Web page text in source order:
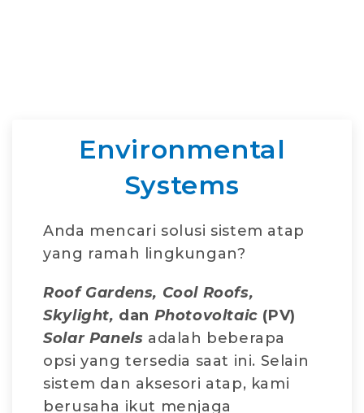
Environmental
Systems
Anda mencari solusi sistem atap
yang ramah lingkungan?
Roof Gardens, Cool Roofs,
Skylight, dan Photovoltaic (PV)
Solar Panels adalah beberapa
opsi yang tersedia saat ini. Selain
sistem dan aksesori atap, kami
berusaha ikut menjaga